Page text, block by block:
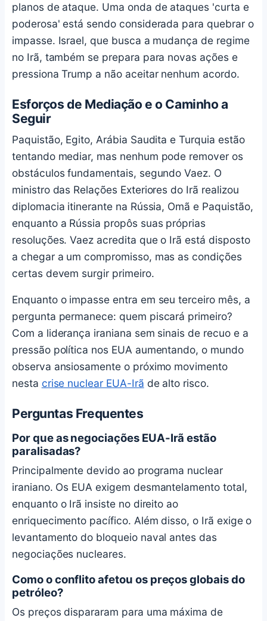
planos de ataque. Uma onda de ataques 'curta e
poderosa' está sendo considerada para quebrar o
impasse. Israel, que busca a mudança de regime
no Irã, também se prepara para novas ações e
pressiona Trump a não aceitar nenhum acordo.
Esforços de Mediação e o Caminho a
Seguir
Paquistão, Egito, Arábia Saudita e Turquia estão
tentando mediar, mas nenhum pode remover os
obstáculos fundamentais, segundo Vaez. O
ministro das Relações Exteriores do Irã realizou
diplomacia itinerante na Rússia, Omã e Paquistão,
enquanto a Rússia propôs suas próprias
resoluções. Vaez acredita que o Irã está disposto
a chegar a um compromisso, mas as condições
certas devem surgir primeiro.
Enquanto o impasse entra em seu terceiro mês, a
pergunta permanece: quem piscará primeiro?
Com a liderança iraniana sem sinais de recuo e a
pressão política nos EUA aumentando, o mundo
observa ansiosamente o próximo movimento
nesta crise nuclear EUA-Irã de alto risco.
Perguntas Frequentes
Por que as negociações EUA-Irã estão
paralisadas?
Principalmente devido ao programa nuclear
iraniano. Os EUA exigem desmantelamento total,
enquanto o Irã insiste no direito ao
enriquecimento pacífico. Além disso, o Irã exige o
levantamento do bloqueio naval antes das
negociações nucleares.
Como o conflito afetou os preços globais do
petróleo?
Os preços dispararam para uma máxima de